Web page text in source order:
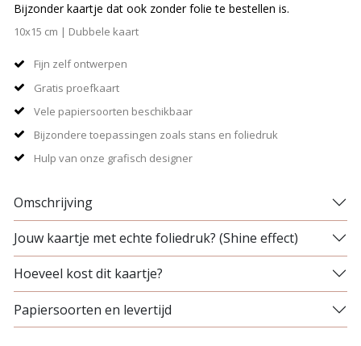
Bijzonder kaartje dat ook zonder folie te bestellen is.
10x15 cm | Dubbele kaart
Fijn zelf ontwerpen
Gratis proefkaart
Vele papiersoorten beschikbaar
Bijzondere toepassingen zoals stans en foliedruk
Hulp van onze grafisch designer
Omschrijving
Jouw kaartje met echte foliedruk? (Shine effect)
Hoeveel kost dit kaartje?
Papiersoorten en levertijd